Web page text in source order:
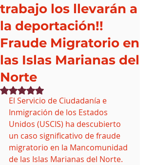
trabajo los llevarán a
la deportación!!
Fraude Migratorio en
las Islas Marianas del
Norte
Obtuvo NaN de 5 estrellas.
El Servicio de Ciudadanía e
Inmigración de los Estados
Unidos (USCIS) ha descubierto
un caso significativo de fraude
migratorio en la Mancomunidad
de las Islas Marianas del Norte.